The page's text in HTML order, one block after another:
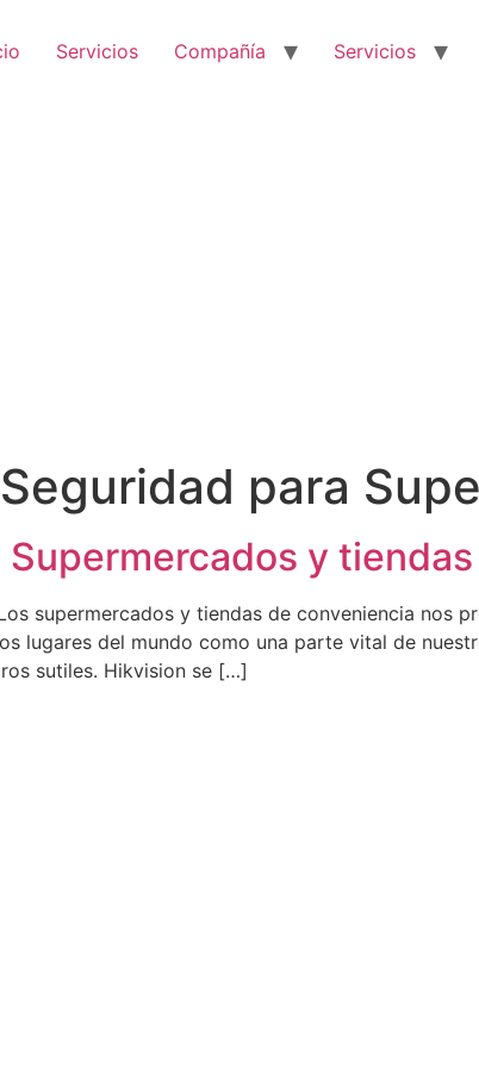
Servicios Compañía Servicios
para
y tiendas
supermercados y tiendas de conveniencia nos
lugares del mundo como una parte vital de
sutiles. Hikvision se […]